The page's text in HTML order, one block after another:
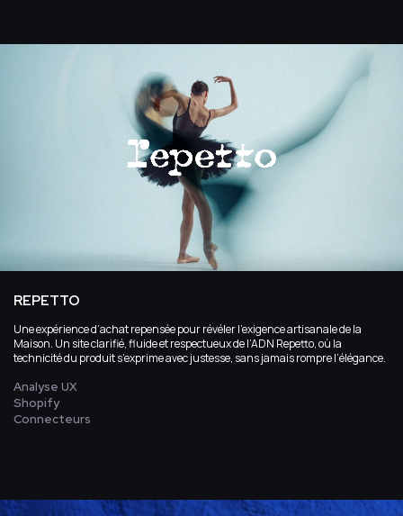
REPETTO
Une expérience d’achat repensée pour révéler l’exigence artisanale de la
Maison. Un site clarifié, fluide et respectueux de l’ADN Repetto, où la
technicité du produit s’exprime avec justesse, sans jamais rompre l’élégance.
Analyse UX
Shopify
Connecteurs